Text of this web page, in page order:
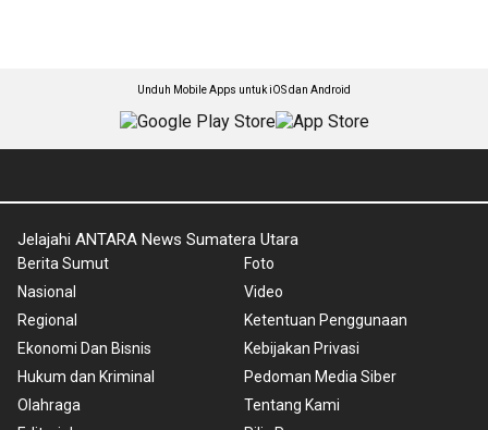
Unduh Mobile Apps untuk iOS dan Android
Jelajahi ANTARA News Sumatera Utara
Berita Sumut
Nasional
Regional
Ekonomi Dan Bisnis
Hukum dan Kriminal
Olahraga
Foto
Video
Ketentuan Penggunaan
Kebijakan Privasi
Pedoman Media Siber
Tentang Kami